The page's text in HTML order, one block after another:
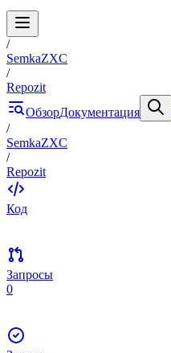
/
SemkaZXC
/
Repozit
ОбзорДокументация
/
SemkaZXC
/
Repozit
Код
Запросы
0